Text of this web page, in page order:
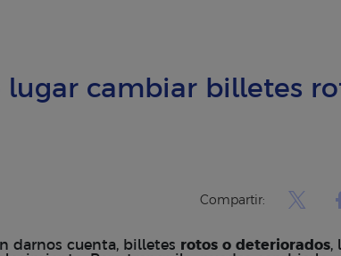
lugar cambiar billetes
Compartir:
darnos cuenta, billetes rotos o deteriorados,